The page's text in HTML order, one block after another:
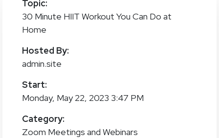
Topic:
30 Minute HIIT Workout You Can Do at
Home
Hosted By:
admin.site
Start:
Monday, May 22, 2023 3:47 PM
Category:
Zoom Meetings and Webinars